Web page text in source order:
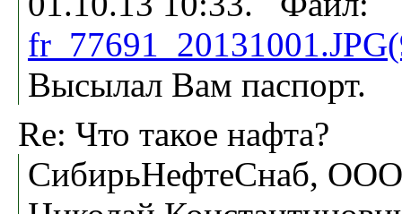
Высылал Вам паспорт.
Re: Что такое нафта?
СибирьНефтеСнаб,